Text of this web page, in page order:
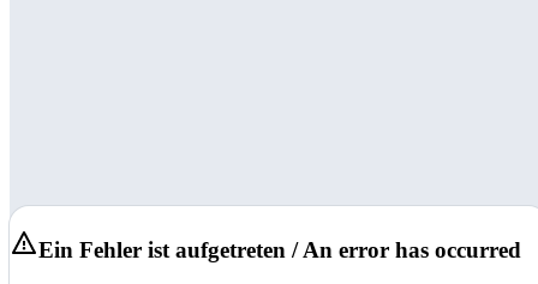
Ein Fehler ist aufgetreten / An error has occurred